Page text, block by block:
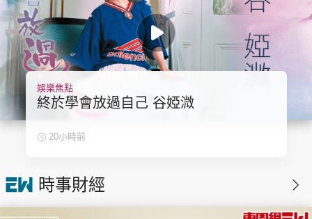
娛樂焦點
終於學會放過自己 谷婭溦
20小時前
時事財經